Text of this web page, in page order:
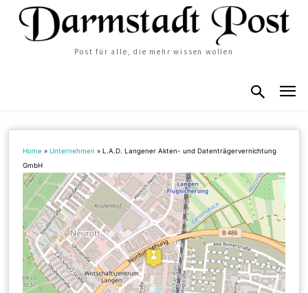
Post für alle, die mehr wissen wollen
Home »Unternehmen »L.A.D. Langener Akten- und Datenträgervernichtung
GmbH